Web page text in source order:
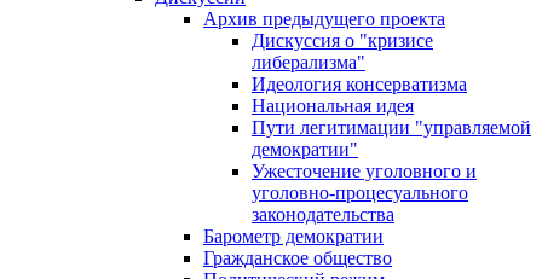
Архив предыдущего проекта
Дискуссия о "кризисе
либерализма"
Идеология консерватизма
Национальная идея
Пути легитимации "управляемой
демократии"
Ужесточение уголовного и
уголовно-процесуального
законодательства
Барометр демократии
Гражданское общество